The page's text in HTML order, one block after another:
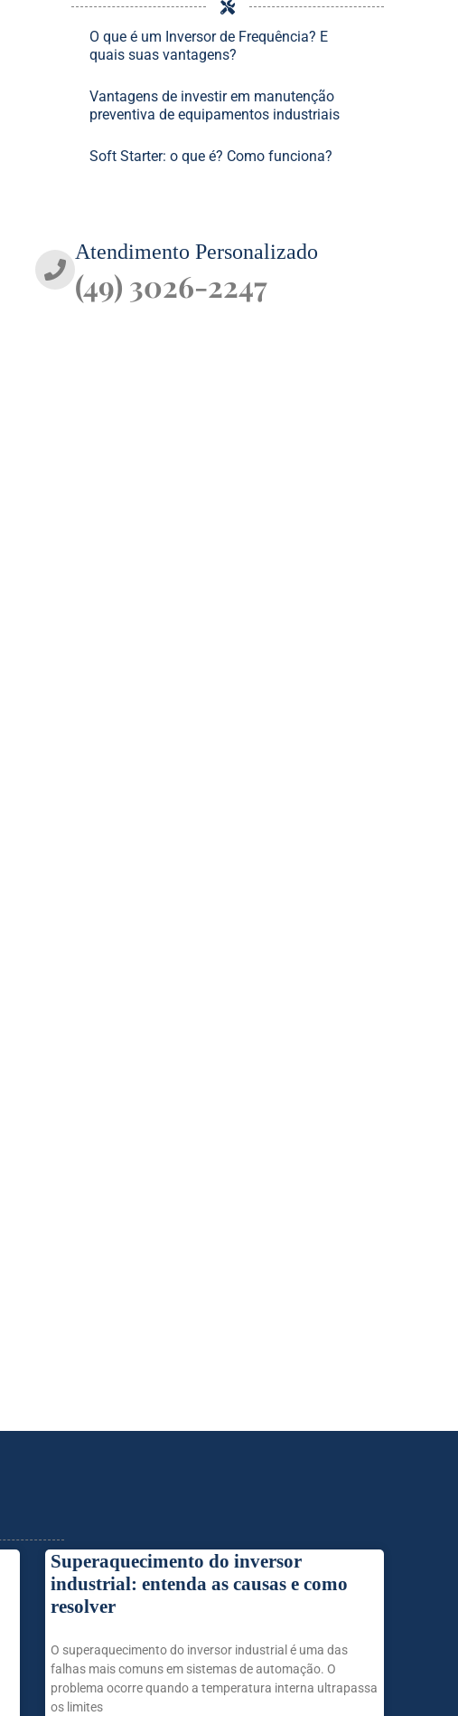
O que é um Inversor de Frequência? E
quais suas vantagens?
Vantagens de investir em manutenção
preventiva de equipamentos industriais
Soft Starter: o que é? Como funciona?
Atendimento Personalizado
(49) 3026-2247
Superaquecimento do inversor
industrial: entenda as causas e como
resolver
O superaquecimento do inversor industrial é uma das
falhas mais comuns em sistemas de automação. O
problema ocorre quando a temperatura interna ultrapassa
os limites